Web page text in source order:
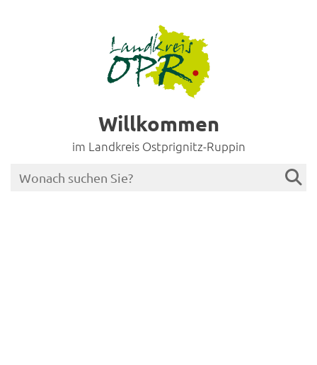
Willkommen
im Landkreis Ostprignitz-Ruppin